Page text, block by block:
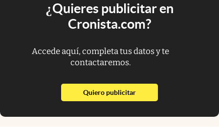
¿Quieres publicitar en
Cronista.com?
Accede aquí, completa tus datos y te
contactaremos.
Quiero publicitarabre en nueva pestaña